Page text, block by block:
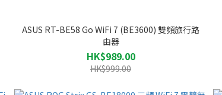
ASUS RT-BE58 Go WiFi 7 (BE3600) 雙頻旅行路
由器
HK$989.00
HK$999.00